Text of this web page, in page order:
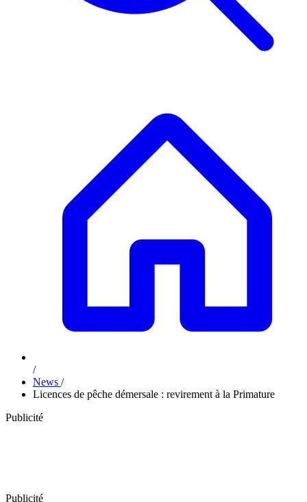
/
News /
Licences de pêche démersale : revirement à la Primature
Publicité
Publicité